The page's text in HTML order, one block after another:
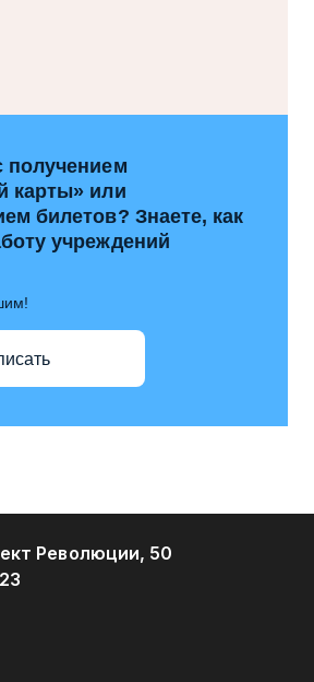
получением
карты» или
билетов? Знаете, как
учреждений
Революции, 50